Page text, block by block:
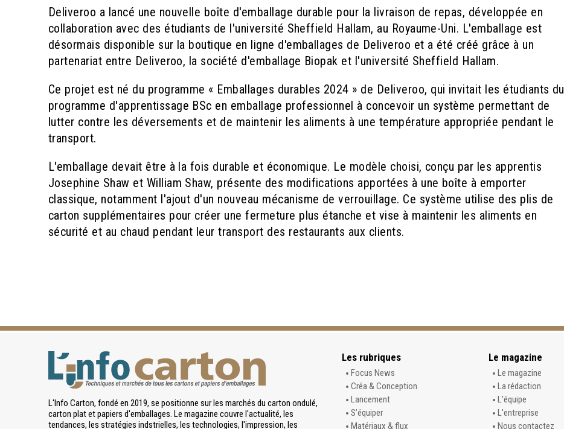
Deliveroo a lancé une nouvelle boîte d'emballage durable pour la livraison de repas, développée en
collaboration avec des étudiants de l'université Sheffield Hallam, au Royaume-Uni. L'emballage est
désormais disponible sur la boutique en ligne d'emballages de Deliveroo et a été créé grâce à un
partenariat entre Deliveroo, la société d'emballage Biopak et l'université Sheffield Hallam.
Ce projet est né du programme « Emballages durables 2024 » de Deliveroo, qui invitait les étudiants du
programme d'apprentissage BSc en emballage professionnel à concevoir un système permettant de
lutter contre les déversements et de maintenir les aliments à une température appropriée pendant le
transport.
L'emballage devait être à la fois durable et économique. Le modèle choisi, conçu par les apprentis
Josephine Shaw et William Shaw, présente des modifications apportées à une boîte à emporter
classique, notamment l'ajout d'un nouveau mécanisme de verrouillage. Ce système utilise des plis de
carton supplémentaires pour créer une fermeture plus étanche et vise à maintenir les aliments en
sécurité et au chaud pendant leur transport des restaurants aux clients.
L'Info Carton, fondé en 2019, se positionne sur les marchés du carton ondulé,
carton plat et papiers d'emballages. Le magazine couvre l'actualité, les
tendances, les stratégies indstrielles, les technologies, l'impression, les
Les rubriques
Focus News
Créa & Conception
Lancement
S’équiper
Matériaux & flux
Le magazine
Le magazine
La rédaction
L'équipe
L'entreprise
Nous contactez